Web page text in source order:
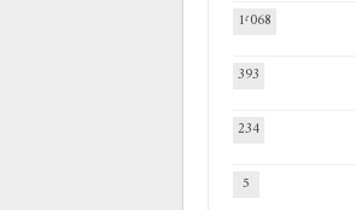
1٬068
393
234
5